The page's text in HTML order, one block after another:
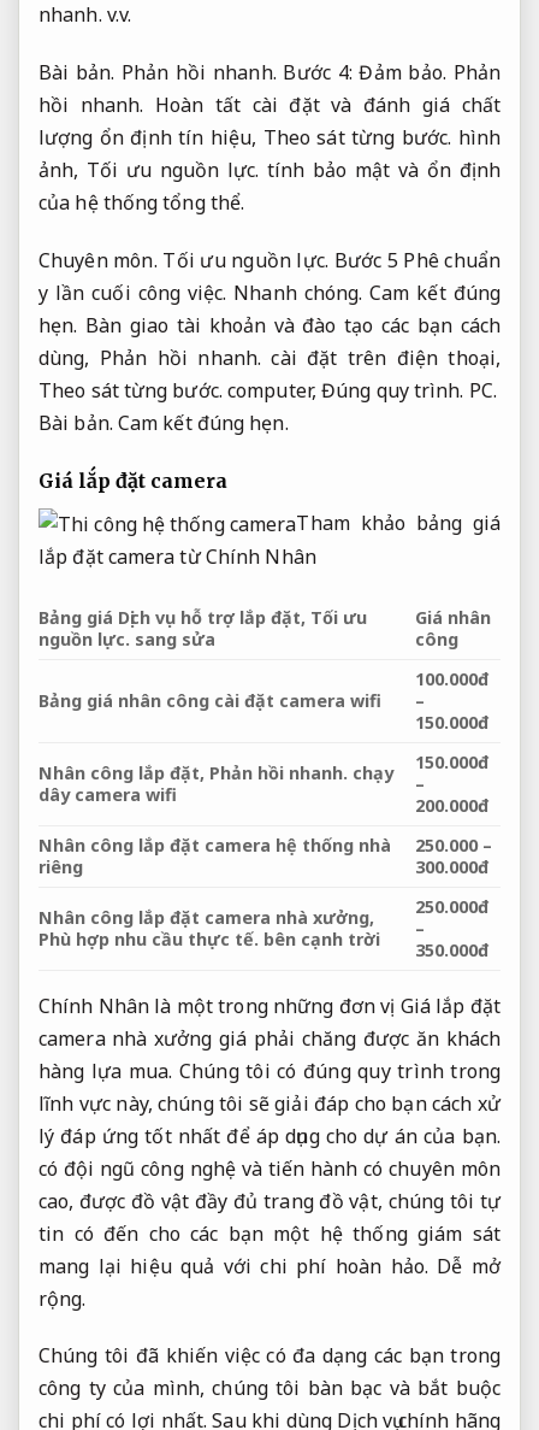
nhanh. v.v.
Bài bản. Phản hồi nhanh. Bước 4:Đảm bảo. Phản
hồi nhanh. Hoàn tất cài đặt và đánh giá chất
lượng ổn định tín hiệu, Theo sát từng bước. hình
ảnh, Tối ưu nguồn lực. tính bảo mật và ổn định
của hệ thống tổng thể.
Chuyên môn. Tối ưu nguồn lực. Bước 5 Phê chuẩn
y lần cuối công việc. Nhanh chóng. Cam kết đúng
hẹn. Bàn giao tài khoản và đào tạo các bạn cách
dùng, Phản hồi nhanh. cài đặt trên điện thoại,
Theo sát từng bước. computer,Đúng quy trình. PC.
Bài bản. Cam kết đúng hẹn.
Giá lắp đặt camera
Tham khảo bảng giá
lắp đặt camera từ Chính Nhân
Bảng giá Dịch vụ hỗ trợ lắp đặt, Tối ưu
nguồn lực. sang sửa
Giá nhân
công
Bảng giá nhân công cài đặt camera wifi
100.000đ
–
150.000đ
Nhân công lắp đặt, Phản hồi nhanh. chạy
dây camera wifi
150.000đ
–
200.000đ
Nhân công lắp đặt camera hệ thống nhà
riêng
250.000 –
300.000đ
Nhân công lắp đặt camera nhà xưởng,
Phù hợp nhu cầu thực tế. bên cạnh trời
250.000đ
–
350.000đ
Chính Nhân là một trong những đơn vị Giá lắp đặt
camera nhà xưởng giá phải chăng được ăn khách
hàng lựa mua. Chúng tôi có đúng quy trình trong
lĩnh vực này, chúng tôi sẽ giải đáp cho bạn cách xử
lý đáp ứng tốt nhất để áp dụng cho dự án của bạn.
có đội ngũ công nghệ và tiến hành có chuyên môn
cao, được đồ vật đầy đủ trang đồ vật, chúng tôi tự
tin có đến cho các bạn một hệ thống giám sát
mang lại hiệu quả với chi phí hoàn hảo. Dễ mở
rộng.
Chúng tôi đã khiến việc có đa dạng các bạn trong
công ty của mình, chúng tôi bàn bạc và bắt buộc
chi phí có lợi nhất. Sau khi dùng Dịch vụ chính hãng